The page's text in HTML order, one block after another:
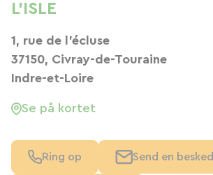
L'ISLE
1, rue de l'écluse
37150, Civray-de-Touraine
Indre-et-Loire
Se på kortet
Ring op Send en besked